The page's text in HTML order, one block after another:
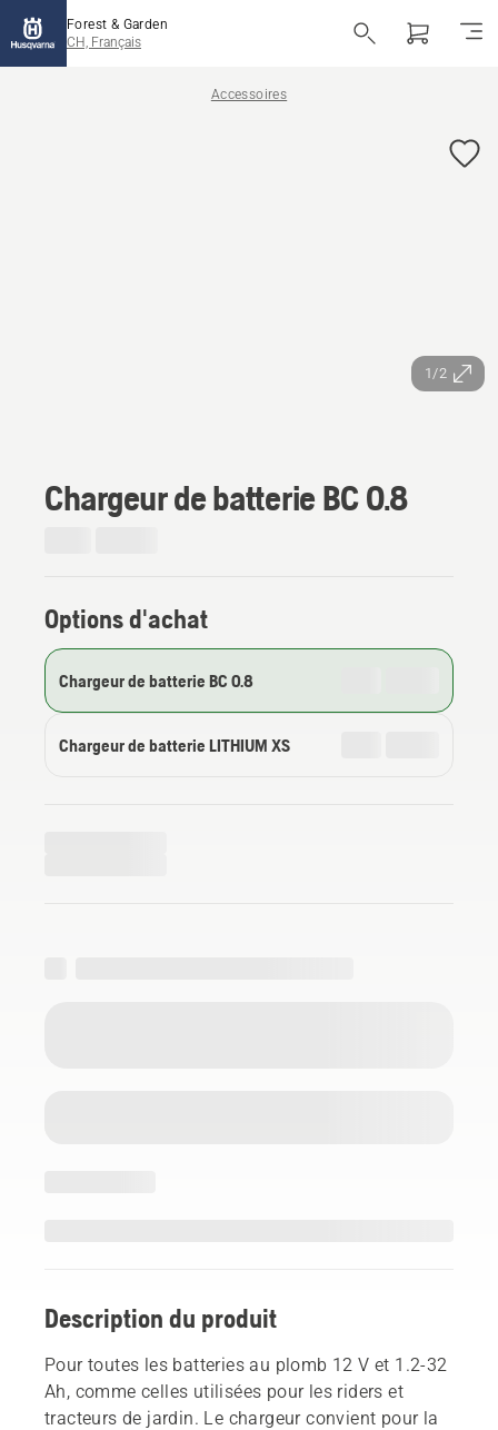
Forest & Garden
CH, Français
Accessoires
1/2
Chargeur de batterie BC 0.8
Options d'achat
Chargeur de batterie BC 0.8
Chargeur de batterie LITHIUM XS
Description du produit
Pour toutes les batteries au plomb 12 V et 1.2-32
Ah, comme celles utilisées pour les riders et
tracteurs de jardin. Le chargeur convient pour la